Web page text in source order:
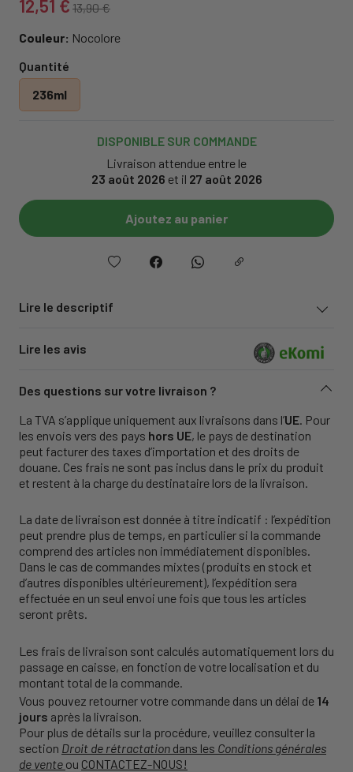
12,51 € 13,90 €
Couleur: Nocolore
Quantité
236ml
DISPONIBLE SUR COMMANDE
Livraison attendue entre le
23 août 2026 et il 27 août 2026
Ajoutez au panier
Lire le descriptif
Lire les avis
Des questions sur votre livraison ?
La TVA s’applique uniquement aux livraisons dans l’UE. Pour
les envois vers des pays hors UE, le pays de destination
peut facturer des taxes d’importation et des droits de
douane. Ces frais ne sont pas inclus dans le prix du produit
et restent à la charge du destinataire lors de la livraison.
La date de livraison est donnée à titre indicatif : l’expédition
peut prendre plus de temps, en particulier si la commande
comprend des articles non immédiatement disponibles.
Dans le cas de commandes mixtes (produits en stock et
d’autres disponibles ultérieurement), l’expédition sera
effectuée en un seul envoi une fois que tous les articles
seront prêts.
Les frais de livraison sont calculés automatiquement lors du
passage en caisse, en fonction de votre localisation et du
montant total de la commande.
Vous pouvez retourner votre commande dans un délai de 14
jours après la livraison.
Pour plus de détails sur la procédure, veuillez consulter la
section Droit de rétractation dans les Conditions générales
de vente ou CONTACTEZ-NOUS!